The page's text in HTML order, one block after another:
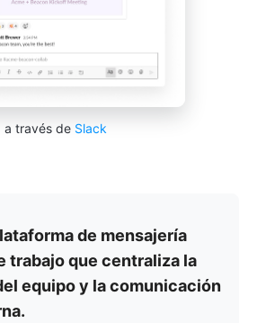
a través de Slack
de mensajería
trabajo que centraliza la
equipo y la comunicación